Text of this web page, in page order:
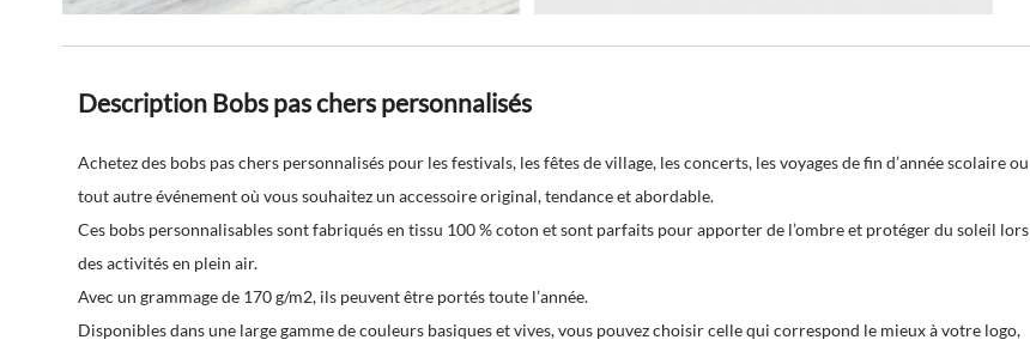
Description Bobs pas chers personnalisés
Achetez des bobs pas chers personnalisés pour les festivals, les fêtes de village, les concerts, les voyages de fin d’année scolaire ou
tout autre événement où vous souhaitez un accessoire original, tendance et abordable.
Ces bobs personnalisables sont fabriqués en tissu 100 % coton et sont parfaits pour apporter de l’ombre et protéger du soleil lors
des activités en plein air.
Avec un grammage de 170 g/m2, ils peuvent être portés toute l’année.
Disponibles dans une large gamme de couleurs basiques et vives, vous pouvez choisir celle qui correspond le mieux à votre logo,